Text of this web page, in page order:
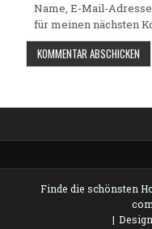
Name, E-Mail-
für meinen nächsten
Finde die schönsten